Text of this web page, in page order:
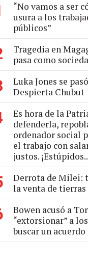
“No vamos a ser
usura a los
públicos”
Tragedia en
pasa como
Luka Jones se
Despierta Chubut
Es hora de la
defenderla,
ordenador social
el trabajo con
justos.
Derrota de Milei:
la venta de
Bowen acusó a
“extorsionar” a
buscar un